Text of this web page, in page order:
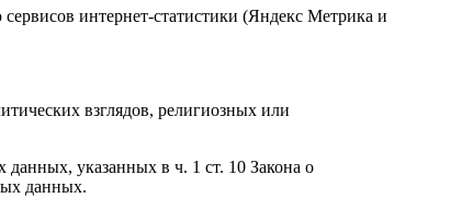
интернет-статистики (Яндекс Метрика и
взглядов, религиозных или
указанных в ч. 1 ст. 10 Закона о
данных.